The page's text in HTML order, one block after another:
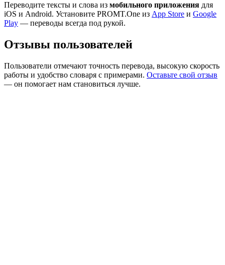
Переводите тексты и слова из мобильного приложения для
iOS и Android. Установите PROMT.One из App Store и Google
Play — переводы всегда под рукой.
Отзывы пользователей
Пользователи отмечают точность перевода, высокую скорость
работы и удобство словаря с примерами. Оставьте свой отзыв
— он помогает нам становиться лучше.